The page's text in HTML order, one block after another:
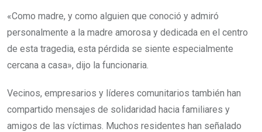
«Como madre, y como alguien que conoció y admiró
personalmente a la madre amorosa y dedicada en el centro
de esta tragedia, esta pérdida se siente especialmente
cercana a casa», dijo la funcionaria.
Vecinos, empresarios y líderes comunitarios también han
compartido mensajes de solidaridad hacia familiares y
amigos de las víctimas. Muchos residentes han señalado